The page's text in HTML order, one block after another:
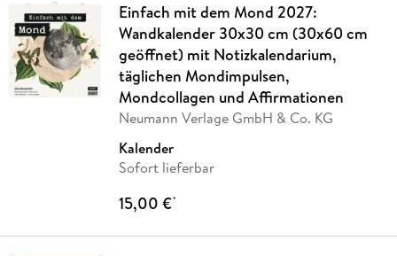
Einfach mit dem Mond 2027:
Wandkalender 30x30 cm (30x60 cm
geöffnet) mit Notizkalendarium,
täglichen Mondimpulsen,
Mondcollagen und Affirmationen
Neumann Verlage GmbH & Co. KG
Kalender
Sofort lieferbar
15,00 €*